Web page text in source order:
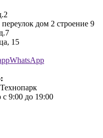
дом 2 строение 9
15
WhatsApp
9:00 до 19:00